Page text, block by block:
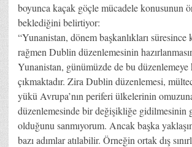
boyunca kaçak göçle mücadele konusunun
beklediğini belirtiyor:
“Yunanistan, dönem başkanlıkları süresince
rağmen Dublin düzenlemesinin
Yunanistan, günümüzde de bu düzenlemeye
çıkmaktadır. Zira Dublin düzenlemesi,
yükü Avrupa’nın periferi ülkelerinin
düzenlemesinde bir değişikliğe gidilmesinin
olduğunu sanmıyorum. Ancak başka
bazı adımlar atılabilir. Örneğin ortak dış